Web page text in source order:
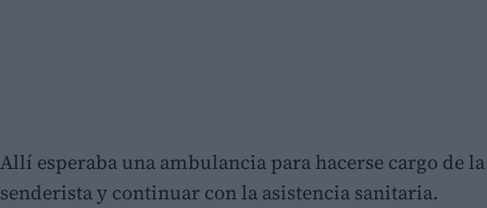
Allí esperaba una ambulancia para hacerse cargo de la
senderista y continuar con la asistencia sanitaria.